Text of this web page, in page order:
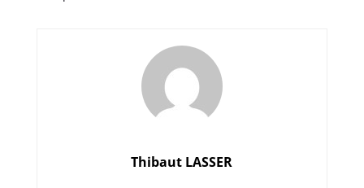
Thibaut LASSER